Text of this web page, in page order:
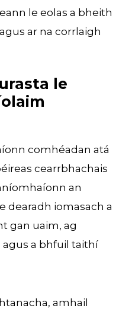
le eolas a bheith
ar na corrlaigh
le
comhéadan atá
cearrbhachais
an
dearadh iomasach a
gan uaim, ag
a bhfuil taithí
amhail